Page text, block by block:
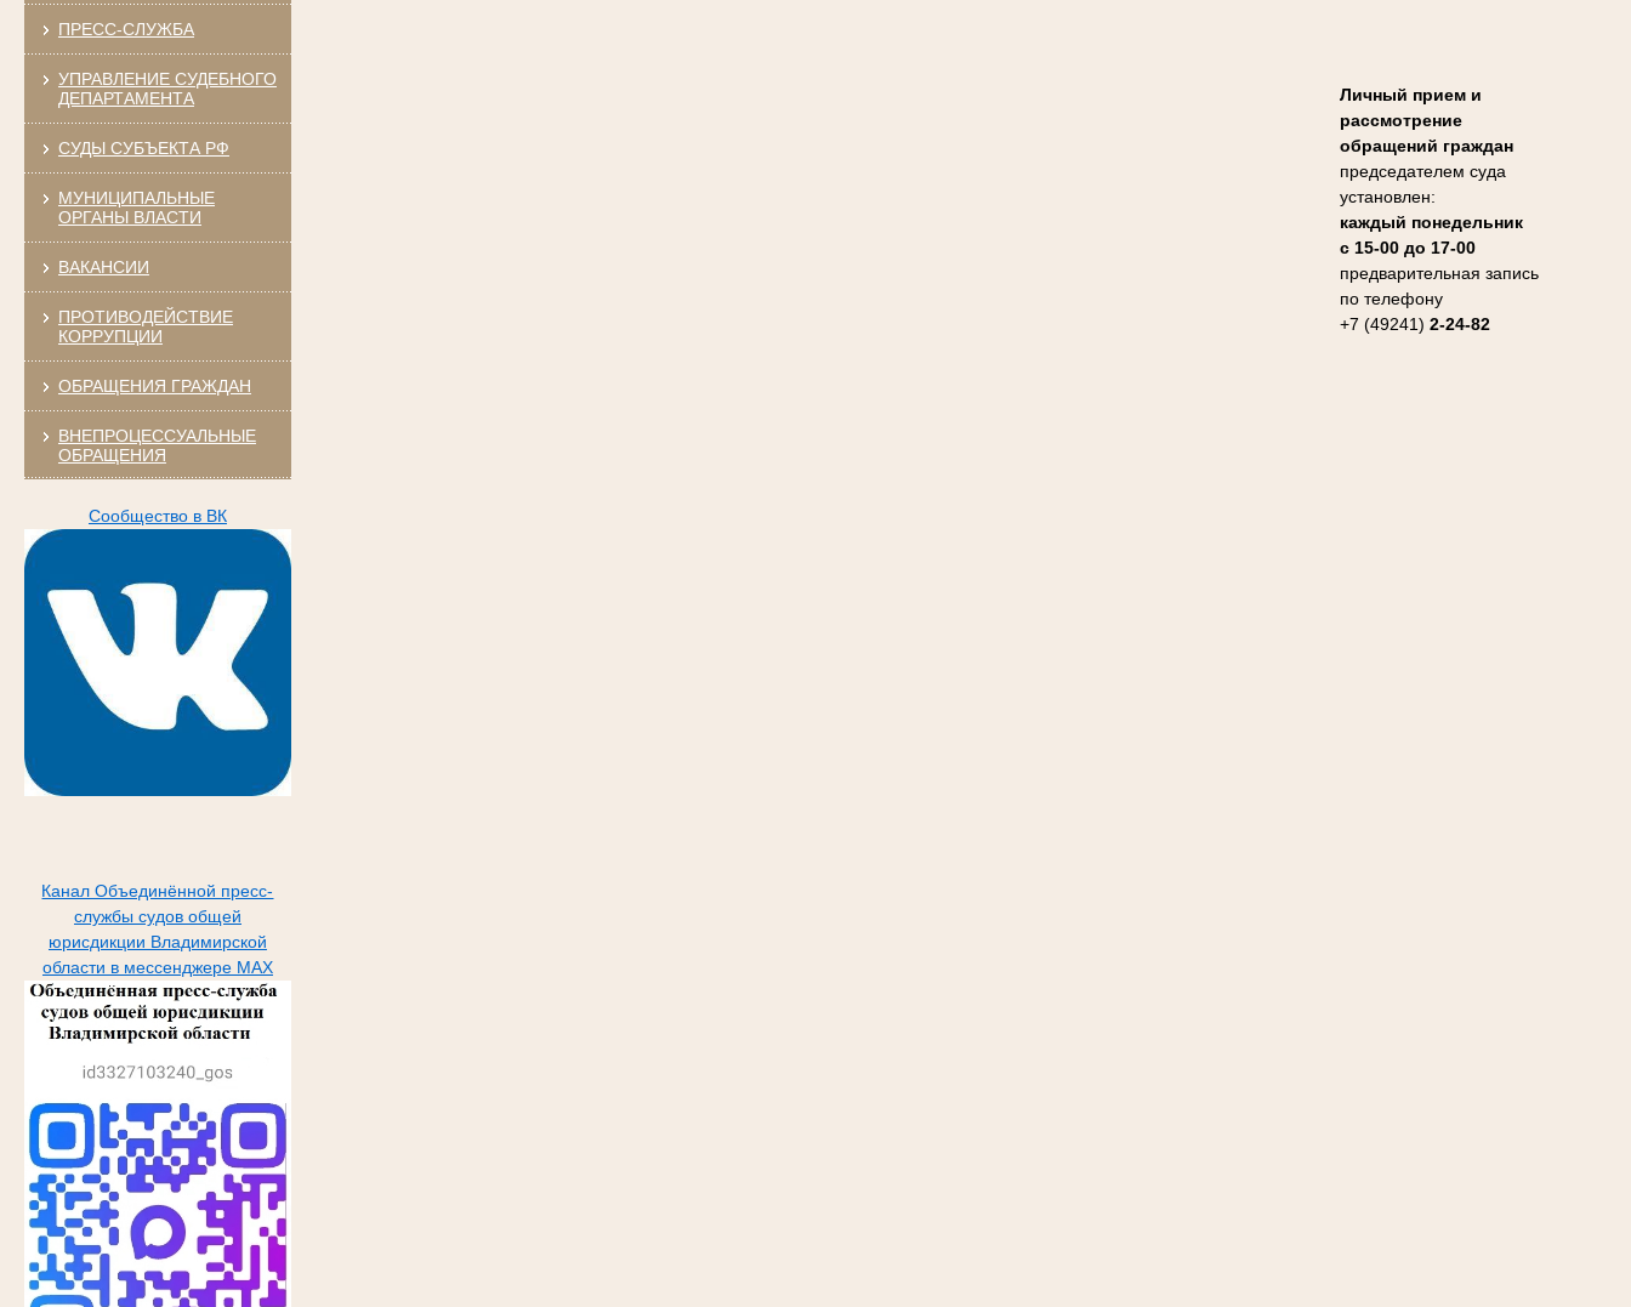
ПРЕСС-СЛУЖБА
УПРАВЛЕНИЕ СУДЕБНОГО
ДЕПАРТАМЕНТА
СУДЫ СУБЪЕКТА РФ
МУНИЦИПАЛЬНЫЕ
ОРГАНЫ ВЛАСТИ
ВАКАНСИИ
ПРОТИВОДЕЙСТВИЕ
КОРРУПЦИИ
ОБРАЩЕНИЯ ГРАЖДАН
ВНЕПРОЦЕССУАЛЬНЫЕ
ОБРАЩЕНИЯ
Сообщество в ВК
Канал Объединённой пресс-
службы судов общей
юрисдикции Владимирской
области в мессенджере МАХ
Личный прием и
рассмотрение
обращений граждан
председателем суда
установлен:
каждый понедельник
с 15-00 до 17-00
предварительная запись
по телефону
+7 (49241) 2-24-82